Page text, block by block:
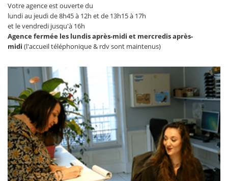
Votre agence est ouverte du
lundi au jeudi de 8h45 à 12h et de 13h15 à 17h
et le vendredi jusqu'à 16h
Agence fermée les lundis après-midi et mercredis après-
midi (l'accueil téléphonique & rdv sont maintenus)